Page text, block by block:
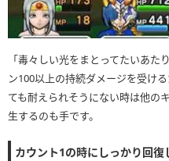
「毒々しい光をまとってたいあ
ン100以上の持続ダメージを受け
ても耐えられそうにない時は他の
生するのも手です。
カウント1の時にしっかり回復